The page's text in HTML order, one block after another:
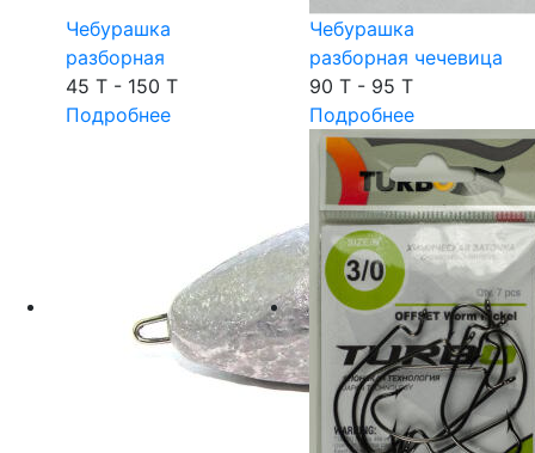
Чебурашка
разборная
45 T - 150 T
Подробнее
Чебурашка
разборная чечевица
90 T - 95 T
Подробнее